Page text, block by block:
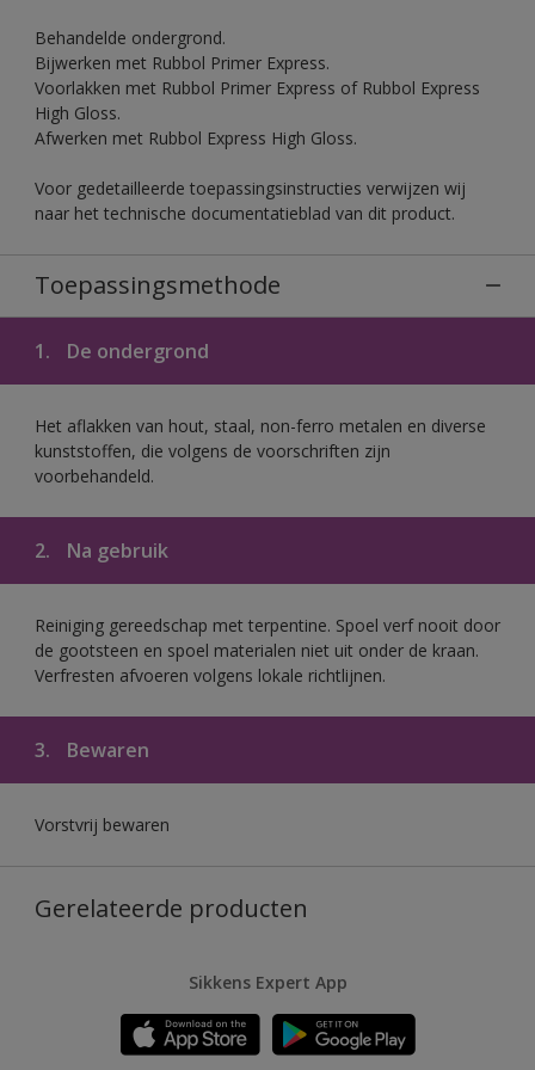
Behandelde ondergrond.
Bijwerken met Rubbol Primer Express.
Voorlakken met Rubbol Primer Express of Rubbol Express
High Gloss.
Afwerken met Rubbol Express High Gloss.
Voor gedetailleerde toepassingsinstructies verwijzen wij
naar het technische documentatieblad van dit product.
Toepassingsmethode
1. De ondergrond
Het aflakken van hout, staal, non-ferro metalen en diverse
kunststoffen, die volgens de voorschriften zijn
voorbehandeld.
2. Na gebruik
Reiniging gereedschap met terpentine. Spoel verf nooit door
de gootsteen en spoel materialen niet uit onder de kraan.
Verfresten afvoeren volgens lokale richtlijnen.
3. Bewaren
Vorstvrij bewaren
Gerelateerde producten
Sikkens Expert App